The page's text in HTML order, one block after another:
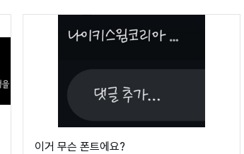
이거 무슨 폰트에요?